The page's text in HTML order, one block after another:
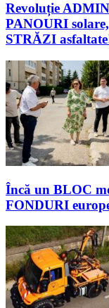
Revoluție
PANOURI
STRĂZI
Încă un BLOC
FONDURI